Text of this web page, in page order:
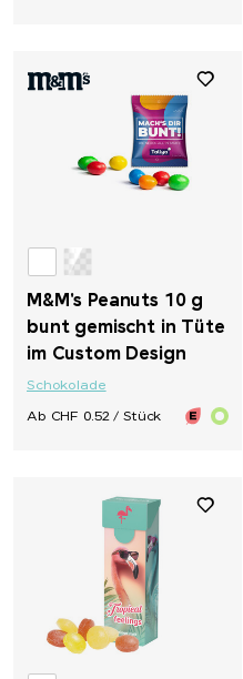
M&M's Peanuts 10 g
bunt gemischt in Tüte
im Custom Design
Schokolade
Ab CHF 0.52 / Stück